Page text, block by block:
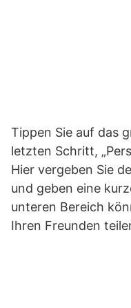
Tippen Sie auf das
letzten Schritt,
Hier vergeben Sie
und geben eine
unteren Bereich
Ihren Freunden